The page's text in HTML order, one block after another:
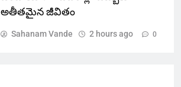
అతీతమైన జీవితం
Sahanam Vande 2 hours ago 0